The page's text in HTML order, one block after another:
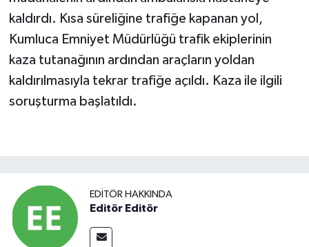
kaldırdı. Kısa süreliğine trafiğe kapanan yol,
Kumluca Emniyet Müdürlüğü trafik ekiplerinin
kaza tutanağının ardından araçların yoldan
kaldırılmasıyla tekrar trafiğe açıldı. Kaza ile ilgili
soruşturma başlatıldı.
EDITÖR HAKKINDA
Editör Editör